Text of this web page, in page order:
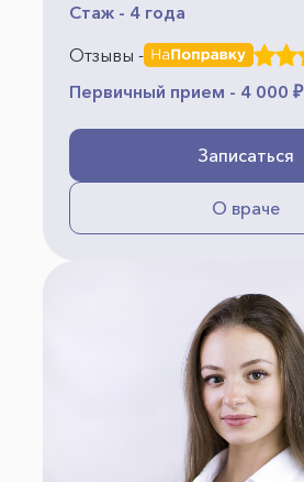
Стаж - 4 года
Отзывы -
Первичный прием - 4 000 ₽
Записаться
О враче